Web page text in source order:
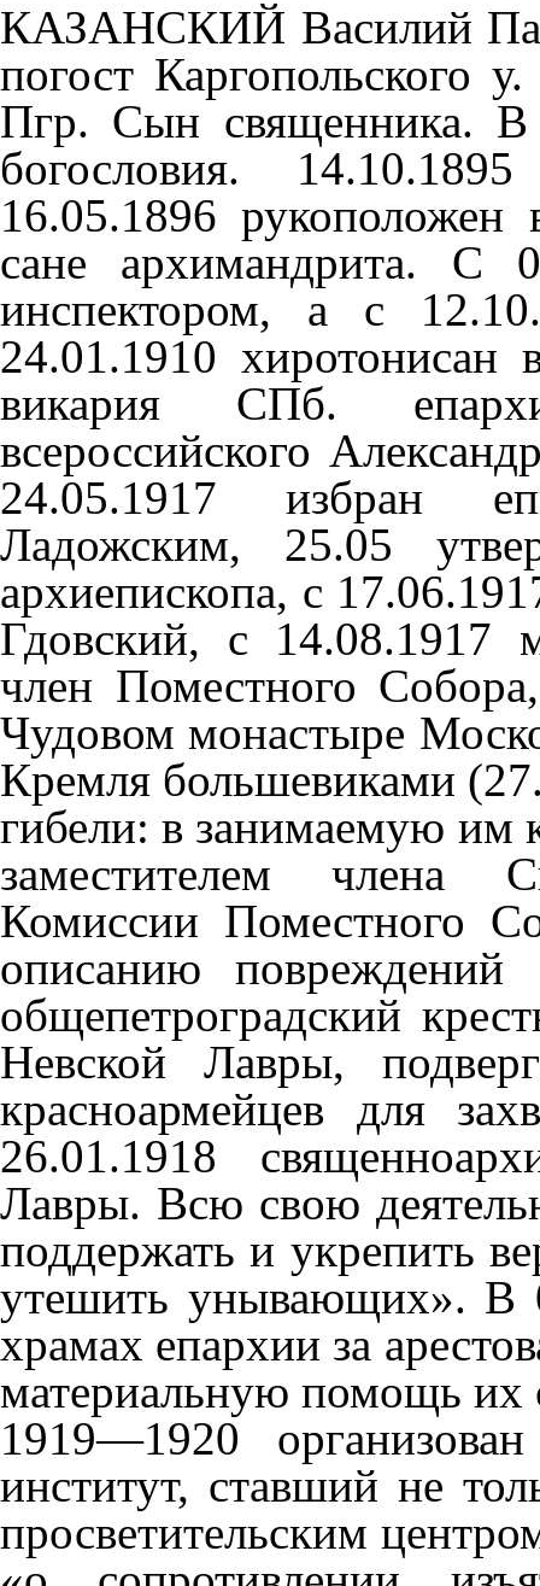
КАЗАНСКИЙ Василий
погост Каргопольского
Пгр. Сын священника.
богословия.
16.05.1896
сане архимандрита. С
инспектором, а с
24.01.1910 хиротонисан
викария СПб.
всероссийского
24.05.1917 избран
Ладожским, 25.05
архиепископа, с
Гдовский, с 14.08.1917
член Поместного
Чудовом монастыре
Кремля большевиками
гибели: в занимаемую им
заместителем члена
Комиссии Поместного
описанию повреждений
общепетроградский
Невской Лавры,
красноармейцев для
26.01.1918
Лавры. Всю свою
поддержать и укрепить
утешить унывающих». В
храмах епархии за
материальную помощь их
1919—1920
институт, ставший не
просветительским